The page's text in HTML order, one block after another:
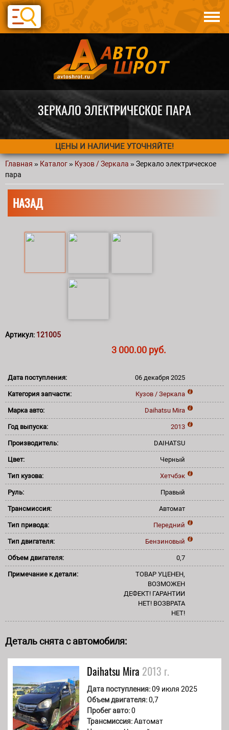
Перейти к основному содержанию
Авто по запчастям
Статьи
ЗЕРКАЛО ЭЛЕКТРИЧЕСКОЕ ПАРА
ЦЕНЫ И НАЛИЧИЕ УТОЧНЯЙТЕ!
Вы здесь
Главная » Каталог» Кузов / Зеркала » Зеркало электрическое
пара
НАЗАД
Артикул: 121005
3 000.00 руб.
Дата поступления: 06 декабря 2025
Категория запчасти: Кузов / Зеркала
Марка авто: Daihatsu Mira
Год выпуска: 2013
Производитель: DAIHATSU
Цвет: Черный
Тип кузова: Хетчбэк
Руль: Правый
Трансмиссия: Автомат
Тип привода: Передний
Тип двигателя: Бензиновый
Объем двигателя: 0,7
Примечание к детали:
ТОВАР УЦЕНЕН,
ВОЗМОЖЕН
ДЕФЕКТ! ГАРАНТИИ
НЕТ! ВОЗВРАТА
НЕТ!
Деталь снята с автомобиля:
Daihatsu Mira 2013 г.
Дата поступления:09 июля 2025
Объем двигателя:0,7
Пробег авто:0
Трансмиссия:Автомат